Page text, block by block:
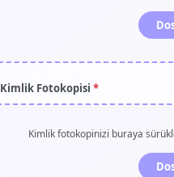
Kimlik Fotokopisi *
Kimlik fotokopinizi buraya